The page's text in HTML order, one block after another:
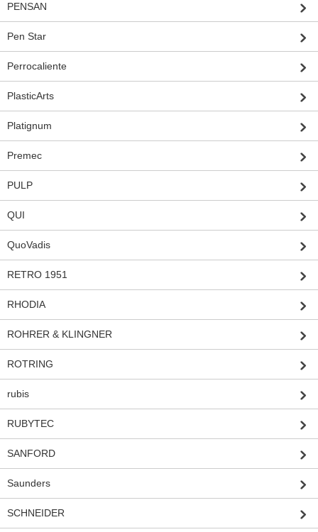
PENSAN
Pen Star
Perrocaliente
PlasticArts
Platignum
Premec
PULP
QUI
QuoVadis
RETRO 1951
RHODIA
ROHRER & KLINGNER
ROTRING
rubis
RUBYTEC
SANFORD
Saunders
SCHNEIDER